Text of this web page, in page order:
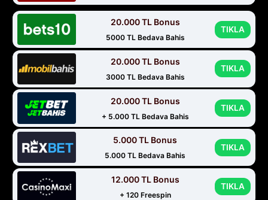
20.000 TL Bonus
5000 TL Bedava Bahis
TIKLA
20.000 TL Bonus
3000 TL Bedava Bahis
TIKLA
20.000 TL Bonus
+ 5.000 TL Bedava Bahis
TIKLA
5.000 TL Bonus
5.000 TL Bedava Bahis
TIKLA
12.000 TL Bonus
+ 120 Freespin
TIKLA